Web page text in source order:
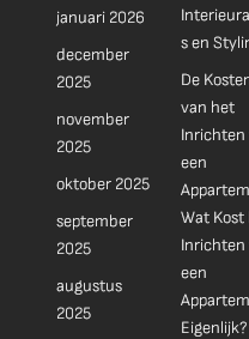
januari 2026
december
2025
november
2025
oktober 2025
september
2025
augustus
2025
s en
De
van het
Inrichten
een
Wat Kost
Inrichten
een
Eigenlijk?